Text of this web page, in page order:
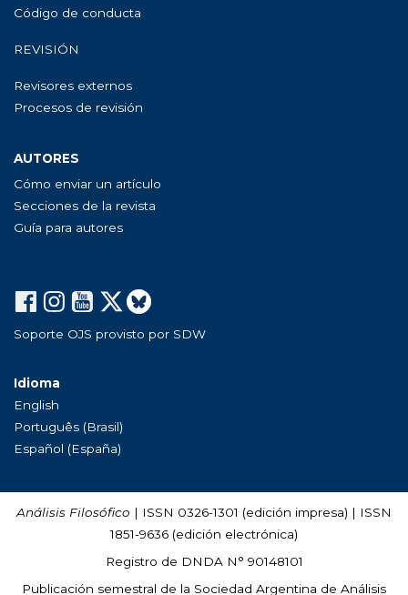
Código de conducta
REVISIÓN
Revisores externos
Procesos de revisión
AUTORES
Cómo enviar un artículo
Secciones de la revista
Guía para autores
Soporte OJS provisto por SDW
Idioma
English
Português (Brasil)
Español (España)
Análisis Filosófico | ISSN 0326-1301 (edición impresa) | ISSN
1851-9636 (edición electrónica)
Registro de DNDA N° 90148101
Publicación semestral de la Sociedad Argentina de Análisis